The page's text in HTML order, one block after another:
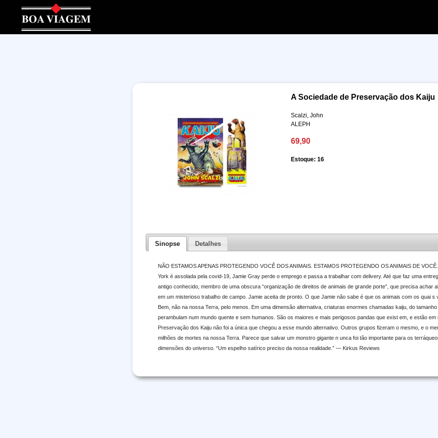
A Sociedade de Preservação dos Kaiju
Scalzi, John
ALEPH
69,90
Estoque: 16
Sinopse Detalhes
NÃO ESTAMOS APENAS PROTEGENDO VOCÊ DOS ANIMAIS. ESTAMOS PROTEGENDO OS ANIMAIS DE
York é assolada pela covid-19, Jamie Gray perde o emprego e passa a trabalhar com delivery. Até que faz uma
antigo conhecido, membro de uma obscura “organização de direitos de animais de grande porte”, que precisa achar
em um misterioso trabalho de campo. Jamie aceita de pronto. O que Jamie não sabe é que os animais com os quai s
Bem, não na nossa Terra, pelo menos. Em uma dimensão alternativa, criaturas enormes chamadas kaiju, do tamanho
perambulam num mundo quente e sem humanos. São os maiores e mais perigosos pandas que exist em, e estão
Preservação dos Kaiju não foi a única que chegou a esse mundo alternativo. Outros grupos fizeram o mesmo, e o
milhões de mortes na nossa Terra. Parece que salvar um monstro gigante n unca foi tão importante para os
dimensões do universo. “Um espelho satírico preciso da nossa realidade.” — Kirkus Reviews